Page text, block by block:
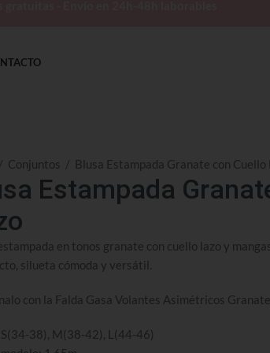
/ Conjuntos / Blusa Estampada Granate con Cuello
Estampada
en tonos granate con cuello lazo y
silueta cómoda y versátil.
con la Falda Gasa Volantes Asimétricos Granate
S(34-38), M(38-42), L(44-46)